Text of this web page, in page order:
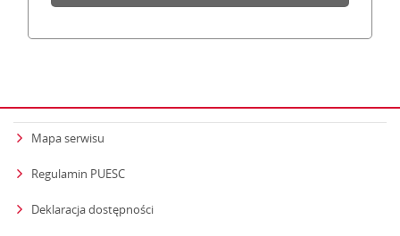
Mapa serwisu
Regulamin PUESC
Deklaracja dostępności